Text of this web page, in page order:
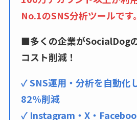
No.1のSNS分析ツールです。
■多くの企業がSocialDog
コスト削減！
✓ SNS運用・分析を自動化
82%削減
✓ Instagram・X・